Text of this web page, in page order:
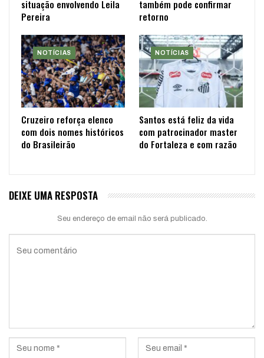
situação envolvendo Leila
Pereira
também pode confirmar
retorno
NOTÍCIAS
Cruzeiro reforça elenco
com dois nomes históricos
do Brasileirão
NOTÍCIAS
Santos está feliz da vida
com patrocinador master
do Fortaleza e com razão
DEIXE UMA RESPOSTA
Seu endereço de email não será publicado.